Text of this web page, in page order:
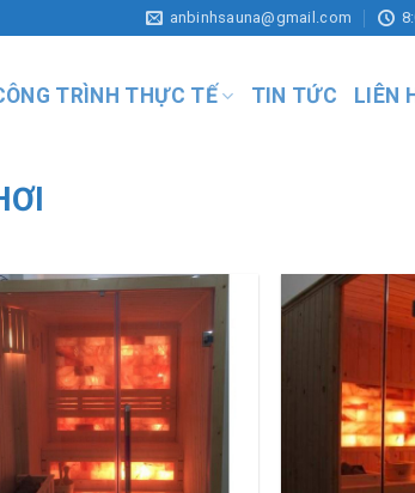
anbinhsauna@gmail.com
TRÌNH THỰC TẾ TIN TỨC LIÊN